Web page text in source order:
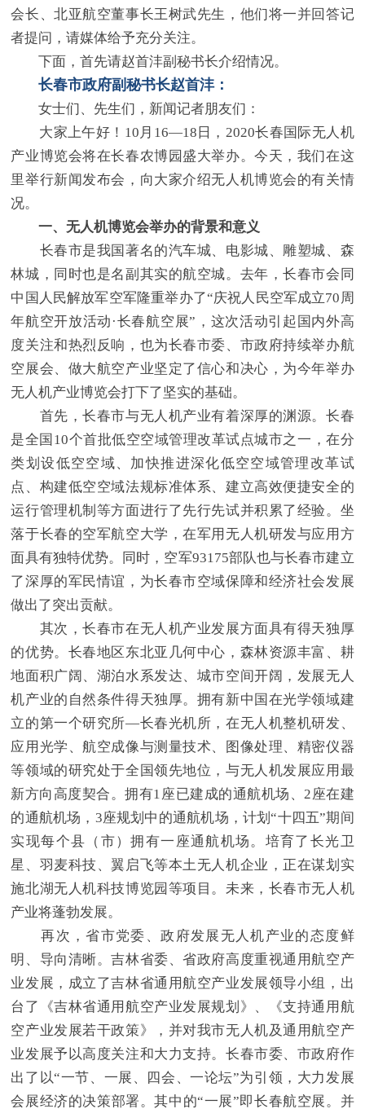
会长、北亚航空董事长王树武先生，他们将一并回答记
者提问，请媒体给予充分关注。
下面，首先请赵首沣副秘书长介绍情况。
长春市政府副秘书长赵首沣：
女士们、先生们，新闻记者朋友们：
大家上午好！10月16—18日，2020长春国际无人机
产业博览会将在长春农博园盛大举办。今天，我们在这
里举行新闻发布会，向大家介绍无人机博览会的有关情
况。
一、无人机博览会举办的背景和意义
长春市是我国著名的汽车城、电影城、雕塑城、森
林城，同时也是名副其实的航空城。去年，长春市会同
中国人民解放军空军隆重举办了“庆祝人民空军成立70周
年航空开放活动·长春航空展”，这次活动引起国内外高
度关注和热烈反响，也为长春市委、市政府持续举办航
空展会、做大航空产业坚定了信心和决心，为今年举办
无人机产业博览会打下了坚实的基础。
首先，长春市与无人机产业有着深厚的渊源。长春
是全国10个首批低空空域管理改革试点城市之一，在分
类划设低空空域、加快推进深化低空空域管理改革试
点、构建低空空域法规标准体系、建立高效便捷安全的
运行管理机制等方面进行了先行先试并积累了经验。坐
落于长春的空军航空大学，在军用无人机研发与应用方
面具有独特优势。同时，空军93175部队也与长春市建立
了深厚的军民情谊，为长春市空域保障和经济社会发展
做出了突出贡献。
其次，长春市在无人机产业发展方面具有得天独厚
的优势。长春地区东北亚几何中心，森林资源丰富、耕
地面积广阔、湖泊水系发达、城市空间开阔，发展无人
机产业的自然条件得天独厚。拥有新中国在光学领域建
立的第一个研究所—长春光机所，在无人机整机研发、
应用光学、航空成像与测量技术、图像处理、精密仪器
等领域的研究处于全国领先地位，与无人机发展应用最
新方向高度契合。拥有1座已建成的通航机场、2座在建
的通航机场，3座规划中的通航机场，计划“十四五”期间
实现每个县（市）拥有一座通航机场。培育了长光卫
星、羽麦科技、翼启飞等本土无人机企业，正在谋划实
施北湖无人机科技博览园等项目。未来，长春市无人机
产业将蓬勃发展。
再次，省市党委、政府发展无人机产业的态度鲜
明、导向清晰。吉林省委、省政府高度重视通用航空产
业发展，成立了吉林省通用航空产业发展领导小组，出
台了《吉林省通用航空产业发展规划》、《支持通用航
空产业发展若干政策》，并对我市无人机及通用航空产
业发展予以高度关注和大力支持。长春市委、市政府作
出了以“一节、一展、四会、一论坛”为引领，大力发展
会展经济的决策部署。其中的“一展”即长春航空展。并